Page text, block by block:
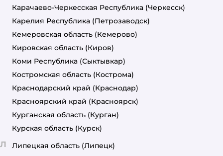
Карачаево-Черкесская Республика (Черкесск)
Карелия Республика (Петрозаводск)
Кемеровская область (Кемерово)
Кировская область (Киров)
Коми Республика (Сыктывкар)
Костромская область (Кострома)
Краснодарский край (Краснодар)
Красноярский край (Красноярск)
Курганская область (Курган)
Курская область (Курск)
Л Липецкая область (Липецк)